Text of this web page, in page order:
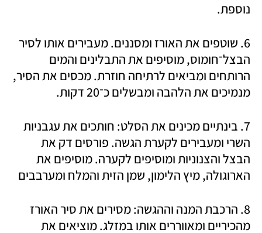
נוספת.
מנמיכים את הלהבה ומבשלים כ־20 דקות.
הארוגולה, מיץ הלימון, שמן הזית והמלח ומערבבים